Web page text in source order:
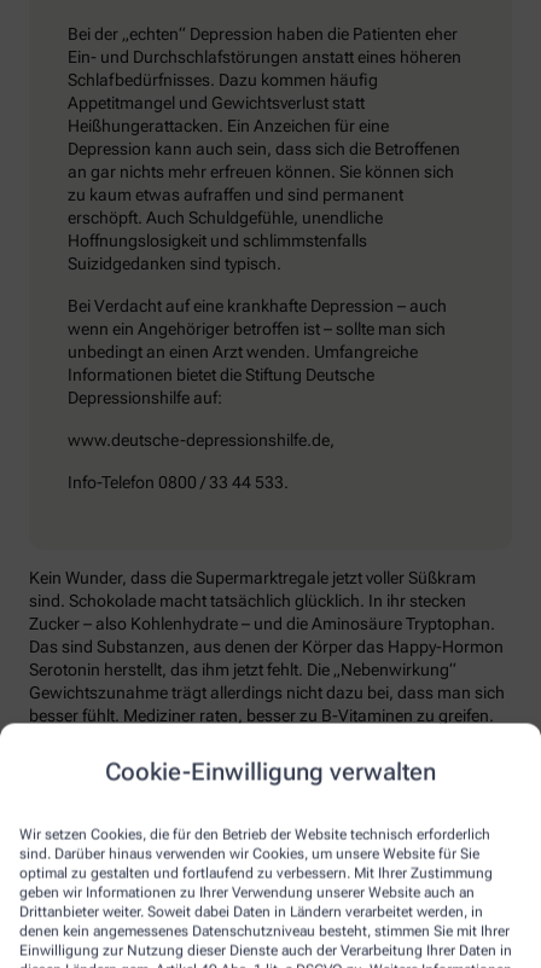
Cookie-Einwilligung verwalten
Wir setzen Cookies, die für den Betrieb der Website technisch erforderlich
sind. Darüber hinaus verwenden wir Cookies, um unsere Website für Sie
optimal zu gestalten und fortlaufend zu verbessern. Mit Ihrer Zustimmung
geben wir Informationen zu Ihrer Verwendung unserer Website auch an
Drittanbieter weiter. Soweit dabei Daten in Ländern verarbeitet werden, in
denen kein angemessenes Datenschutzniveau besteht, stimmen Sie mit Ihrer
Einwilligung zur Nutzung dieser Dienste auch der Verarbeitung Ihrer Daten in
Bei der „echten“ Depression haben die Patienten eher
Ein- und Durchschlafstörungen anstatt eines höheren
Schlafbedürfnisses. Dazu kommen häufig
Appetitmangel und Gewichtsverlust statt
Heißhungerattacken. Ein Anzeichen für eine
Depression kann auch sein, dass sich die Betroffenen
an gar nichts mehr erfreuen können. Sie können sich
zu kaum etwas aufraffen und sind permanent
erschöpft. Auch Schuldgefühle, unendliche
Hoffnungslosigkeit und schlimmstenfalls
Suizidgedanken sind typisch.
Bei Verdacht auf eine krankhafte Depression – auch
wenn ein Angehöriger betroffen ist – sollte man sich
unbedingt an einen Arzt wenden. Umfangreiche
Informationen bietet die Stiftung Deutsche
Depressionshilfe auf:
www.deutsche-depressionshilfe.de,
Info-Telefon 0800 / 33 44 533.
Kein Wunder, dass die Supermarktregale jetzt voller Süßkram
sind. Schokolade macht tatsächlich glücklich. In ihr stecken
Zucker – also Kohlenhydrate – und die Aminosäure Tryptophan.
Das sind Substanzen, aus denen der Körper das Happy-Hormon
Serotonin herstellt, das ihm jetzt fehlt. Die „Nebenwirkung“
Gewichtszunahme trägt allerdings nicht dazu bei, dass man sich
besser fühlt. Mediziner raten, besser zu B-Vitaminen zu greifen.
Energiestoffwechsel und unterstützen die Stressverarbeitung.
zurückzuziehen. Im Gegenteil: Aktiv zu bleiben, mit Familie und
Freunden etwas zu unternehmen, viel frische Luft zu tanken und
sich zum Beispiel mit seinem Hobby intensiv zu beschäftigen, hebt
die Laune. Dabei hilft, sich jeden Sonntag zu notieren, was man in
der kommenden Woche Schönes machen will.
Sommer-Feeling lässt sich auch zurückholen: mit anderen in